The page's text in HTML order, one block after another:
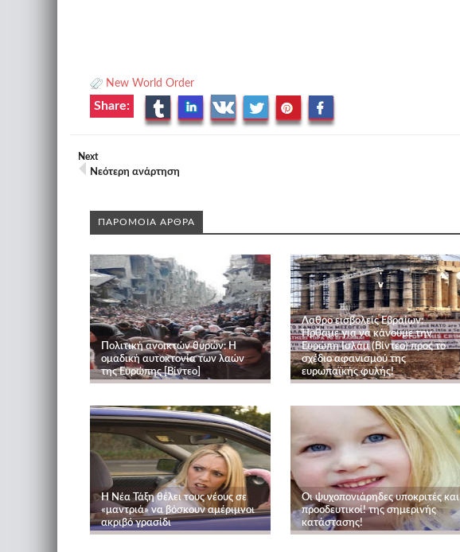
New World Order
Share:
Next
Νεότερη ανάρτηση
ΠΑΡΟΜΟΙΑ ΑΡΘΡΑ
Πολιτική ανοικτών θυρών: Η
ομαδική αυτοκτονία των λαών
της Ευρώπης [Βίντεο]
Λαθρο εισβολείς Εβραίων:
Ήρθαμε για να κάνουμε την
Ευρώπη Ισλάμ (Βίντεο) προς το
σχέδιο αφανισμού της
ευρωπαϊκής φυλής!
Η Νέα Τάξη θέλει τους νέους σε
«μαντριά» να βόσκουν αμέριμνοι
ακριβό γρασίδι
Οι ψυχοπονιάρηδες υποκριτές και
προοδευτικοί! της σημερινής
κατάστασης!